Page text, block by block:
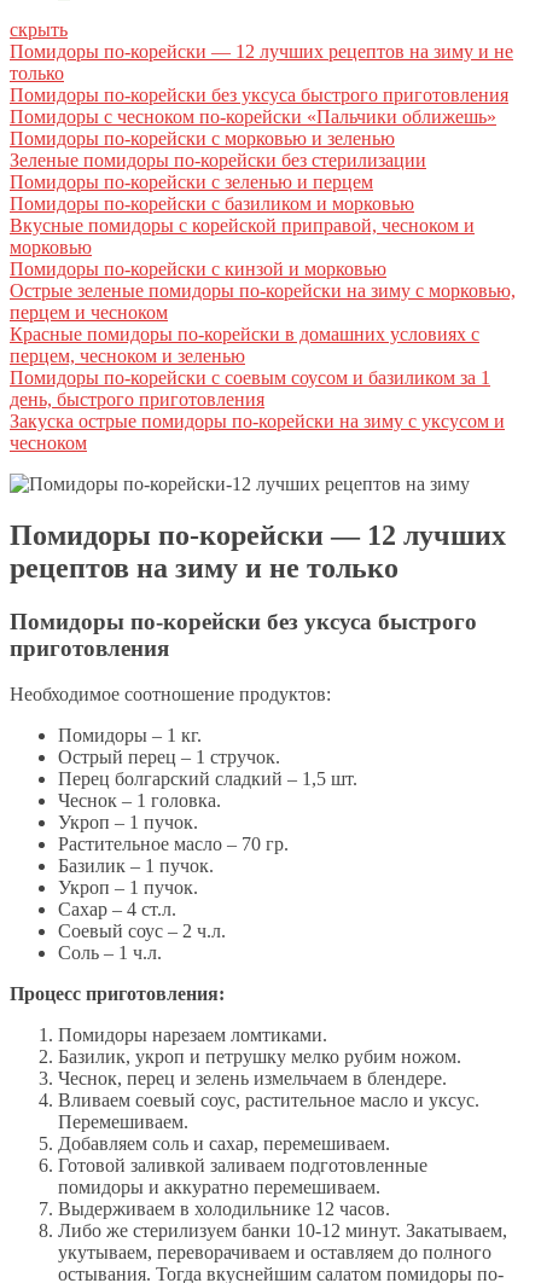
скрыть
Помидоры по-корейски — 12 лучших рецептов на зиму и не
только
Помидоры по-корейски без уксуса быстрого приготовления
Помидоры с чесноком по-корейски «Пальчики оближешь»
Помидоры по-корейски с морковью и зеленью
Зеленые помидоры по-корейски без стерилизации
Помидоры по-корейски с зеленью и перцем
Помидоры по-корейски с базиликом и морковью
Вкусные помидоры с корейской приправой, чесноком и
морковью
Помидоры по-корейски с кинзой и морковью
Острые зеленые помидоры по-корейски на зиму с морковью,
перцем и чесноком
Красные помидоры по-корейски в домашних условиях с
перцем, чесноком и зеленью
Помидоры по-корейски с соевым соусом и базиликом за 1
день, быстрого приготовления
Закуска острые помидоры по-корейски на зиму с уксусом и
чесноком
Помидоры по-корейски — 12 лучших
рецептов на зиму и не только
Помидоры по-корейски без уксуса быстрого
приготовления
Необходимое соотношение продуктов:
Помидоры – 1 кг.
Острый перец – 1 стручок.
Перец болгарский сладкий – 1,5 шт.
Чеснок – 1 головка.
Укроп – 1 пучок.
Растительное масло – 70 гр.
Базилик – 1 пучок.
Укроп – 1 пучок.
Сахар – 4 ст.л.
Соевый соус – 2 ч.л.
Соль – 1 ч.л.
Процесс приготовления:
Помидоры нарезаем ломтиками.
Базилик, укроп и петрушку мелко рубим ножом.
Чеснок, перец и зелень измельчаем в блендере.
Вливаем соевый соус, растительное масло и уксус.
Перемешиваем.
Добавляем соль и сахар, перемешиваем.
Готовой заливкой заливаем подготовленные
помидоры и аккуратно перемешиваем.
Выдерживаем в холодильнике 12 часов.
Либо же стерилизуем банки 10-12 минут. Закатываем,
укутываем, переворачиваем и оставляем до полного
остывания. Тогда вкуснейшим салатом помидоры по-